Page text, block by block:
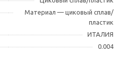
Материал — циковый сплав/
пластик
ИТАЛИЯ
0.004